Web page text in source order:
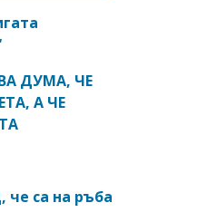
ДУМА, ЧЕ
А ЧЕ
са на ръба